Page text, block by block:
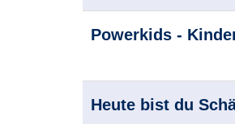
Powerkids -
Heute bist du